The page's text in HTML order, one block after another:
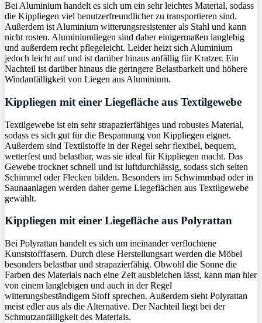
Bei Aluminium handelt es sich um ein sehr leichtes Material, sodass
die Kippliegen viel benutzerfreundlicher zu transportieren sind.
Außerdem ist Aluminium witterungsresistenter als Stahl und kann
nicht rosten. Aluminiumliegen sind daher einigermaßen langlebig
und außerdem recht pflegeleicht. Leider heizt sich Aluminium
jedoch leicht auf und ist darüber hinaus anfällig für Kratzer. Ein
Nachteil ist darüber hinaus die geringere Belastbarkeit und höhere
Windanfälligkeit von Liegen aus Aluminium.
Kippliegen mit einer Liegefläche aus Textilgewebe
Textilgewebe ist ein sehr strapazierfähiges und robustes Material,
sodass es sich gut für die Bespannung von Kippliegen eignet.
Außerdem sind Textilstoffe in der Regel sehr flexibel, bequem,
wetterfest und belastbar, was sie ideal für Kippliegen macht. Das
Gewebe trocknet schnell und ist luftdurchlässig, sodass sich selten
Schimmel oder Flecken bilden. Besonders im Schwimmbad oder in
Saunaanlagen werden daher gerne Liegeflächen aus Textilgewebe
gewählt.
Kippliegen mit einer Liegefläche aus Polyrattan
Bei Polyrattan handelt es sich um ineinander verflochtene
Kunststofffasern. Durch diese Herstellungsart werden die Möbel
besonders belastbar und strapazierfähig. Obwohl die Sonne die
Farben des Materials nach eine Zeit ausbleichen lässt, kann man hier
von einem langlebigen und auch in der Regel
witterungsbeständigem Stoff sprechen. Außerdem sieht Polyrattan
meist edler aus als die Alternative. Der Nachteil liegt bei der
Schmutzanfälligkeit des Materials.